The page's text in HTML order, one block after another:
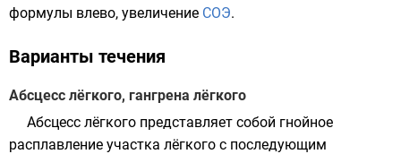
формулы влево, увеличение СОЭ.
Варианты течения
Абсцесс лёгкого, гангрена лёгкого
Абсцесс лёгкого представляет собой гнойное
расплавление участка лёгкого с последующим